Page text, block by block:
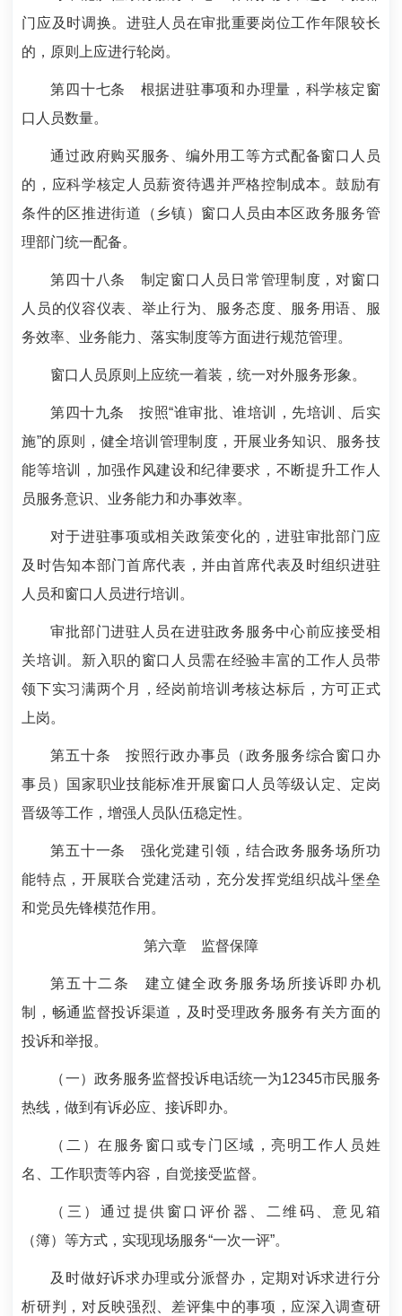
门应及时调换。进驻人员在审批重要岗位工作年限较长
的，原则上应进行轮岗。
第四十七条 根据进驻事项和办理量，科学核定窗
口人员数量。
通过政府购买服务、编外用工等方式配备窗口人员
的，应科学核定人员薪资待遇并严格控制成本。鼓励有
条件的区推进街道（乡镇）窗口人员由本区政务服务管
理部门统一配备。
第四十八条 制定窗口人员日常管理制度，对窗口
人员的仪容仪表、举止行为、服务态度、服务用语、服
务效率、业务能力、落实制度等方面进行规范管理。
窗口人员原则上应统一着装，统一对外服务形象。
第四十九条按照“谁审批、谁培训，先培训、后实
施”的原则，健全培训管理制度，开展业务知识、服务技
能等培训，加强作风建设和纪律要求，不断提升工作人
员服务意识、业务能力和办事效率。
对于进驻事项或相关政策变化的，进驻审批部门应
及时告知本部门首席代表，并由首席代表及时组织进驻
人员和窗口人员进行培训。
审批部门进驻人员在进驻政务服务中心前应接受相
关培训。新入职的窗口人员需在经验丰富的工作人员带
领下实习满两个月，经岗前培训考核达标后，方可正式
上岗。
第五十条 按照行政办事员（政务服务综合窗口办
事员）国家职业技能标准开展窗口人员等级认定、定岗
晋级等工作，增强人员队伍稳定性。
第五十一条 强化党建引领，结合政务服务场所功
能特点，开展联合党建活动，充分发挥党组织战斗堡垒
和党员先锋模范作用。
第六章 监督保障
第五十二条
建立健全政务服务场所接诉即办机
制，畅通监督投诉渠道，及时受理政务服务有关方面的
投诉和举报。
（一）政务服务监督投诉电话统一为12345市民服务
热线，做到有诉必应、接诉即办。
（二）在服务窗口或专门区域，亮明工作人员姓
名、工作职责等内容，自觉接受监督。
（三）通过提供窗口评价器、二维码、意见箱
（簿）等方式，实现现场服务“一次一评”。
及时做好诉求办理或分派督办，定期对诉求进行分
析研判，对反映强烈、差评集中的事项，应深入调查研